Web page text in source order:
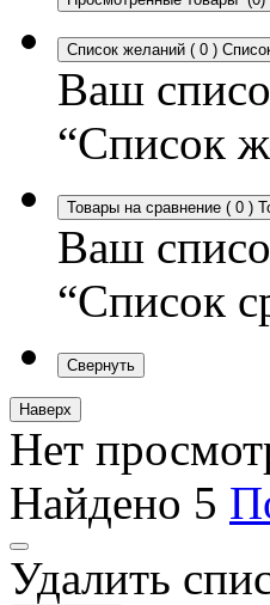
Список желаний ( 0 )
Ваш
“Список
Товары на сравнение ( 0 )
Ваш
“Список
Свернуть
Наверх
Нет
Найдено 5
Удалить